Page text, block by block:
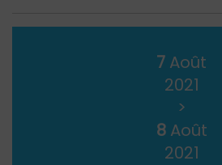
7 Août
2021
>
8 Août
2021